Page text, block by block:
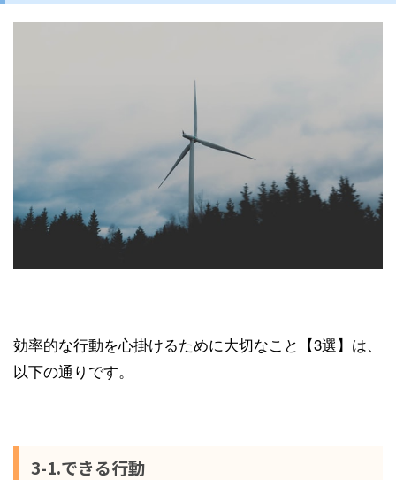
効率的な行動を心掛けるために大切なこと【3選】は、
以下の通りです。
3-1.できる行動